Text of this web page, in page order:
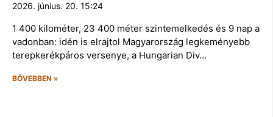
2026. június. 20. 15:24
1 400 kilométer, 23 400 méter szintemelkedés és 9 nap a
vadonban: idén is elrajtol Magyarország legkeményebb
terepkerékpáros versenye, a Hungarian Div…
BŐVEBBEN »